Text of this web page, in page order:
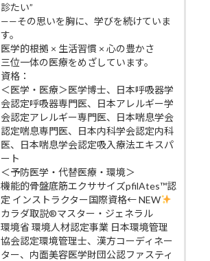
診たい”
——その思いを胸に、学びを続けていま
す。
医学的根拠 × 生活習慣 × 心の豊かさ
三位一体の医療をめざしています。
資格：
＜医学・医療＞医学博士、日本呼吸器学
会認定呼吸器専門医、日本アレルギー学
会認定アレルギー専門医、日本喘息学会
認定喘息専門医、日本内科学会認定内科
医、日本喘息学会認定吸入療法エキスパ
ート
＜予防医学・代替医療・環境＞
機能的骨盤底筋エクササイズpfilAtes™認
定 インストラクター国際資格← NEW
カラダ取説®マスター・ジェネラル
環境省 環境人材認定事業 日本環境管理
協会認定環境管理士、漢方コーディネー
ター、内面美容医学財団公認ファスティ